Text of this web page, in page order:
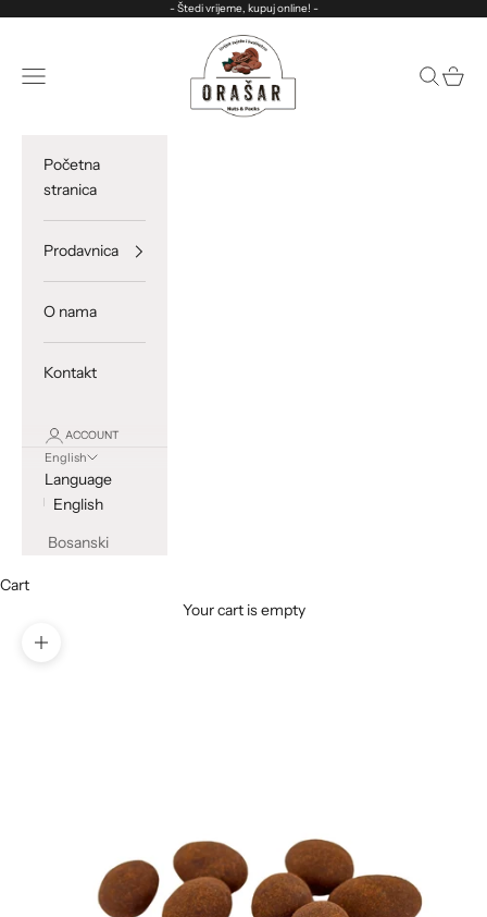
- Štedi vrijeme, kupuj online! -
ORASAR
Open navigation menu
OpenOpen
Početna
stranica
Prodavnica
O nama
Kontakt
ACCOUNT
English
Language
English
Bosanski
Cart
Your cart is empty
Zoom picture